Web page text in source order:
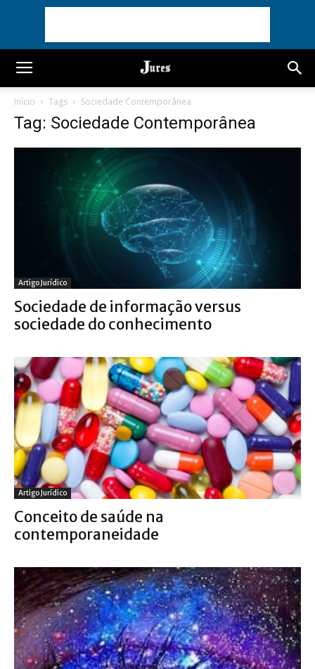
Início Tags Sociedade Contemporânea
Tag: Sociedade Contemporânea
Artigo Jurídico
Sociedade de informação versus
sociedade do conhecimento
Artigo Jurídico
Conceito de saúde na
contemporaneidade